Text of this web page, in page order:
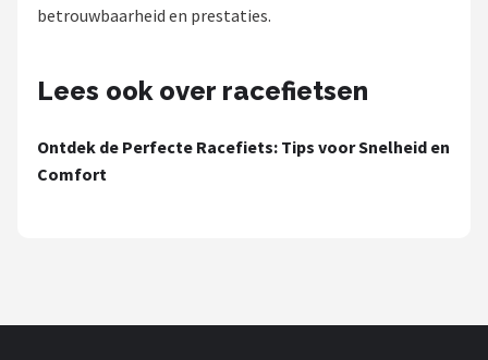
Volare
ABUS
betrouwbaarheid en prestaties.
Lees ook over racefietsen
Ontdek de Perfecte Racefiets: Tips voor Snelheid en
Comfort